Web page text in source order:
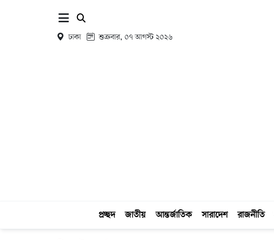
ঢাকা শুক্রবার, ০৭ আগস্ট ২০২৬
প্রচ্ছদ জাতীয় আন্তর্জাতিক সারাদেশ রাজনীতি